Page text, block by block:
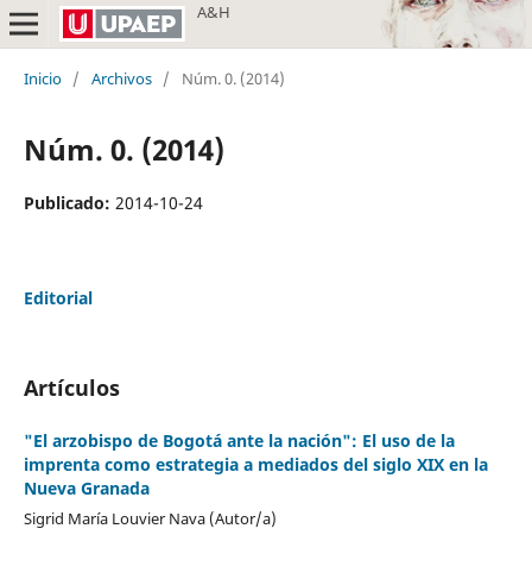
A&H
Inicio / Archivos / Núm. 0. (2014)
Núm. 0. (2014)
Publicado: 2014-10-24
Editorial
Artículos
"El arzobispo de Bogotá ante la nación": El uso de la
imprenta como estrategia a mediados del siglo XIX en la
Nueva Granada
Sigrid María Louvier Nava (Autor/a)